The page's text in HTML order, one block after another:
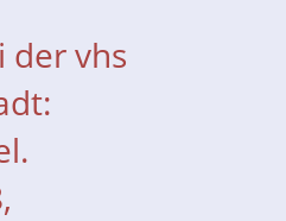
der vhs